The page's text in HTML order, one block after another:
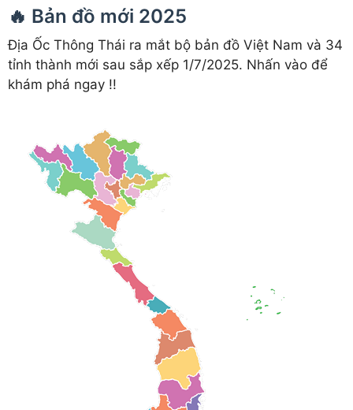
🔥 Bản đồ mới 2025
Địa Ốc Thông Thái ra mắt bộ bản đồ Việt Nam và 34
tỉnh thành mới sau sắp xếp 1/7/2025. Nhấn vào để
khám phá ngay !!